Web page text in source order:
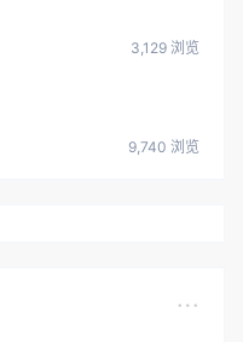
3,129 浏览
9,740 浏览